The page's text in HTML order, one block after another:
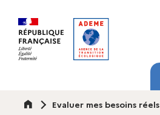
AccueilEvaluer mes besoins réels